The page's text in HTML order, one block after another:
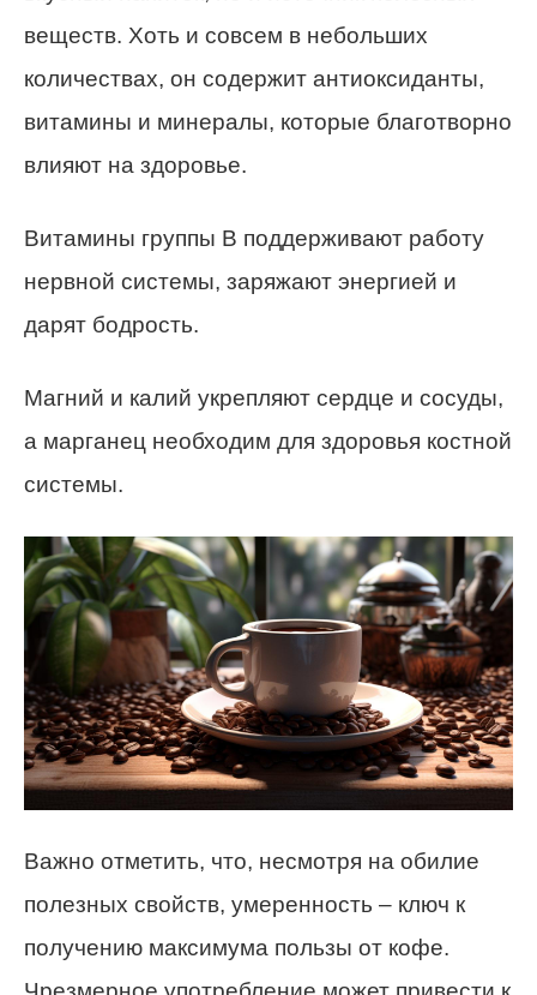
веществ. Хоть и совсем в небольших
количествах, он содержит антиоксиданты,
витамины и минералы, которые благотворно
влияют на здоровье.
Витамины группы B поддерживают работу
нервной системы, заряжают энергией и
дарят бодрость.
Магний и калий укрепляют сердце и сосуды,
а марганец необходим для здоровья костной
системы.
Важно отметить, что, несмотря на обилие
полезных свойств, умеренность – ключ к
получению максимума пользы от кофе.